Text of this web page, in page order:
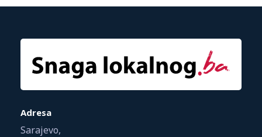
Adresa
Sarajevo,